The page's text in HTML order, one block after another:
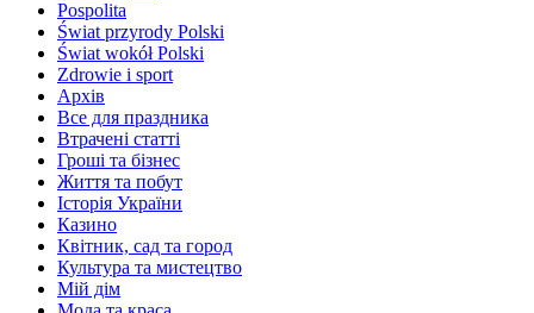
Pospolita
Świat przyrody Polski
Świat wokół Polski
Zdrowie i sport
Архів
Все для праздника
Втрачені статті
Гроші та бізнес
Життя та побут
Історія України
Казино
Квітник, сад та город
Культура та мистецтво
Мій дім